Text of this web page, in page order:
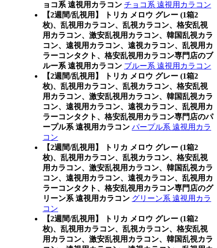
ョコ系 遠視用カラコン チョコ系 遠視用カラコン
【2週間/乱視用】 トリカ メロウ グレー (1箱2
枚)、乱視用カラコン、乱視カラコン、格安乱視
用カラコン、激安乱視用カラコン、韓国乱視カラ
コン、遠視用カラコン、遠視カラコン、乱視用カ
ラーコンタクト、格安乱視用カラコン専門店のブ
ルー系 遠視用カラコン ブルー系 遠視用カラコン
【2週間/乱視用】 トリカ メロウ グレー (1箱2
枚)、乱視用カラコン、乱視カラコン、格安乱視
用カラコン、激安乱視用カラコン、韓国乱視カラ
コン、遠視用カラコン、遠視カラコン、乱視用カ
ラーコンタクト、格安乱視用カラコン専門店のパ
ープル系 遠視用カラコン パープル系 遠視用カラ
コン
【2週間/乱視用】 トリカ メロウ グレー (1箱2
枚)、乱視用カラコン、乱視カラコン、格安乱視
用カラコン、激安乱視用カラコン、韓国乱視カラ
コン、遠視用カラコン、遠視カラコン、乱視用カ
ラーコンタクト、格安乱視用カラコン専門店のグ
リーン系 遠視用カラコン グリーン系 遠視用カラ
コン
【2週間/乱視用】 トリカ メロウ グレー (1箱2
枚)、乱視用カラコン、乱視カラコン、格安乱視
用カラコン、激安乱視用カラコン、韓国乱視カラ